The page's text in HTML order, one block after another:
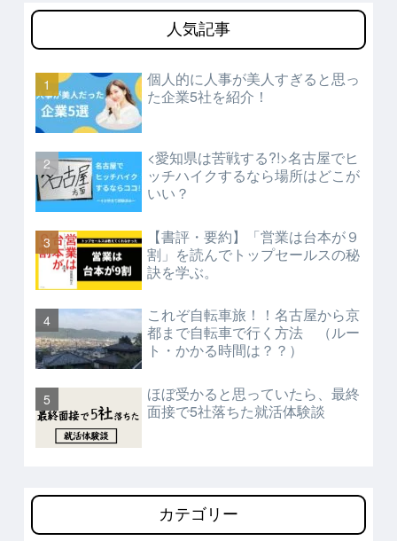
人気記事
個人的に人事が美人すぎると思っ
た企業5社を紹介！
<愛知県は苦戦する?!>名古屋でヒ
ッチハイクするなら場所はどこが
いい？
【書評・要約】「営業は台本が９
割」を読んでトップセールスの秘
訣を学ぶ。
これぞ自転車旅！！名古屋から京
都まで自転車で行く方法 （ルー
ト・かかる時間は？？）
ほぼ受かると思っていたら、最終
面接で5社落ちた就活体験談
カテゴリー